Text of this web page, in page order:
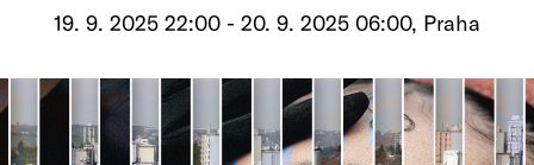
TV program
19. 9. 2025 22:00 - 20. 9. 2025 06:00, Praha